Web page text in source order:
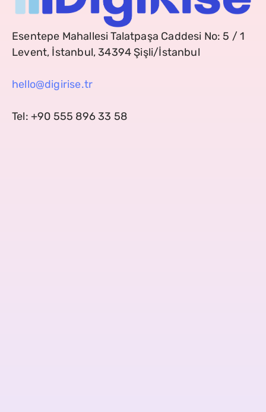
Esentepe Mahallesi Talatpaşa Caddesi No: 5 / 1
Levent, İstanbul, 34394 Şişli/İstanbul
hello@digirise.tr
Tel: +90 555 896 33 58